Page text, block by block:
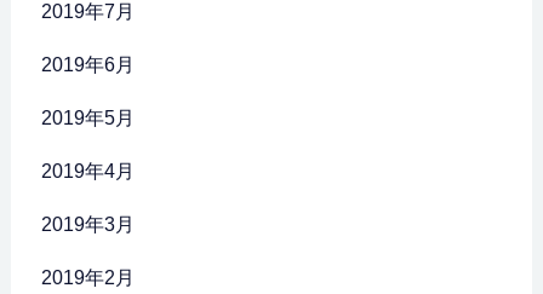
2019年7月
2019年6月
2019年5月
2019年4月
2019年3月
2019年2月